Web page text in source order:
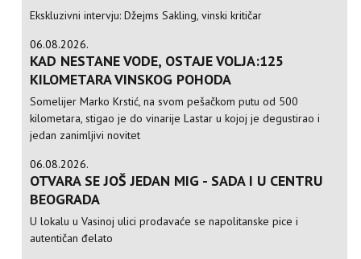
Ekskluzivni intervju: Džejms Sakling, vinski kritičar
06.08.2026.
KAD NESTANE VODE, OSTAJE VOLJA:125
KILOMETARA VINSKOG POHODA
Somelijer Marko Krstić, na svom pešačkom putu od 500
kilometara, stigao je do vinarije Lastar u kojoj je degustirao i
jedan zanimljivi novitet
06.08.2026.
OTVARA SE JOŠ JEDAN MIG - SADA I U CENTRU
BEOGRADA
U lokalu u Vasinoj ulici prodavaće se napolitanske pice i
autentičan đelato